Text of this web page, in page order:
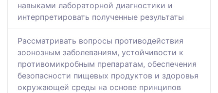
навыками лабораторной диагностики и
интерпретировать полученные результаты
Рассматривать вопросы противодействия
зоонозным заболеваниям, устойчивости к
противомикробным препаратам, обеспечения
безопасности пищевых продуктов и здоровья
окружающей среды на основе принципов